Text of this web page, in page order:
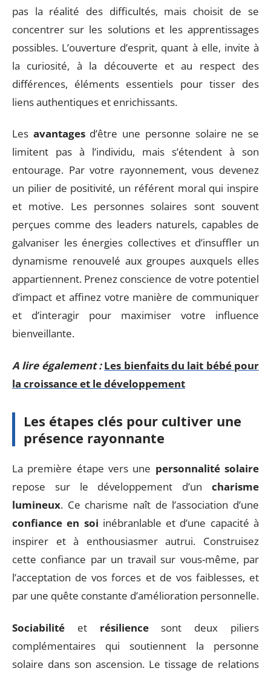
pas la réalité des difficultés, mais choisit de se
concentrer sur les solutions et les apprentissages
possibles. L’ouverture d’esprit, quant à elle, invite à
la curiosité, à la découverte et au respect des
différences, éléments essentiels pour tisser des
liens authentiques et enrichissants.
Les avantagesd’être une personne solaire ne se
limitent pas à l’individu, mais s’étendent à son
entourage. Par votre rayonnement, vous devenez
un pilier de positivité, un référent moral qui inspire
et motive. Les personnes solaires sont souvent
perçues comme des leaders naturels, capables de
galvaniser les énergies collectives et d’insuffler un
dynamisme renouvelé aux groupes auxquels elles
appartiennent. Prenez conscience de votre potentiel
d’impact et affinez votre manière de communiquer
et d’interagir pour maximiser votre influence
bienveillante.
A lire également : Les bienfaits du lait bébé pour
la croissance et le développement
Les étapes clés pour cultiver une
présence rayonnante
La première étape vers une personnalité solaire
repose sur le développement d’un charisme
lumineux. Ce charisme naît de l’association d’une
confiance en soi inébranlable et d’une capacité à
inspirer et à enthousiasmer autrui. Construisez
cette confiance par un travail sur vous-même, par
l’acceptation de vos forces et de vos faiblesses, et
par une quête constante d’amélioration personnelle.
Sociabilité et résiliencesont deux piliers
complémentaires qui soutiennent la personne
solaire dans son ascension. Le tissage de relations